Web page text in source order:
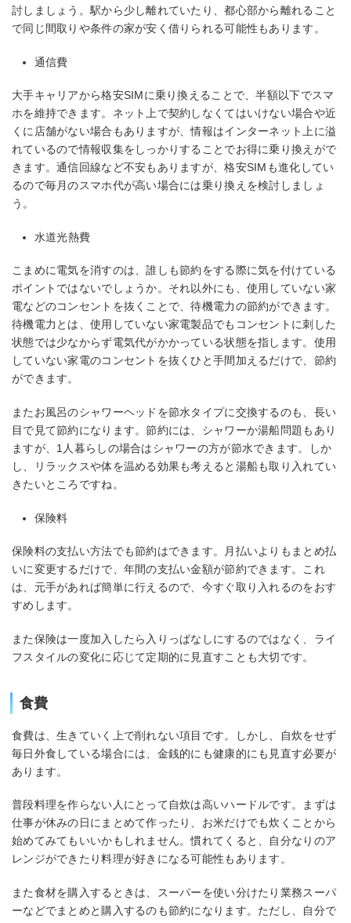
討しましょう。駅から少し離れていたり、都心部から離れること
で同じ間取りや条件の家が安く借りられる可能性もあります。
通信費
大手キャリアから格安SIMに乗り換えることで、半額以下でスマ
ホを維持できます。ネット上で契約しなくてはいけない場合や近
くに店舗がない場合もありますが、情報はインターネット上に溢
れているので情報収集をしっかりすることでお得に乗り換えがで
きます。通信回線など不安もありますが、格安SIMも進化してい
るので毎月のスマホ代が高い場合には乗り換えを検討しましょ
う。
水道光熱費
こまめに電気を消すのは、誰しも節約をする際に気を付けている
ポイントではないでしょうか。それ以外にも、使用していない家
電などのコンセントを抜くことで、待機電力の節約ができます。
待機電力とは、使用していない家電製品でもコンセントに刺した
状態では少なからず電気代がかかっている状態を指します。使用
していない家電のコンセントを抜くひと手間加えるだけで、節約
ができます。
またお風呂のシャワーヘッドを節水タイプに交換するのも、長い
目で見て節約になります。節約には、シャワーか湯船問題もあり
ますが、1人暮らしの場合はシャワーの方が節水できます。しか
し、リラックスや体を温める効果も考えると湯船も取り入れてい
きたいところですね。
保険料
保険料の支払い方法でも節約はできます。月払いよりもまとめ払
いに変更するだけで、年間の支払い金額が節約できます。これ
は、元手があれば簡単に行えるので、今すぐ取り入れるのをおす
すめします。
また保険は一度加入したら入りっぱなしにするのではなく、ライ
フスタイルの変化に応じて定期的に見直すことも大切です。
食費
食費は、生きていく上で削れない項目です。しかし、自炊をせず
毎日外食している場合には、金銭的にも健康的にも見直す必要が
あります。
普段料理を作らない人にとって自炊は高いハードルです。まずは
仕事が休みの日にまとめて作ったり、お米だけでも炊くことから
始めてみてもいいかもしれません。慣れてくると、自分なりのア
レンジができたり料理が好きになる可能性もあります。
また食材を購入するときは、スーパーを使い分けたり業務スーパ
ーなどでまとめと購入するのも節約になります。ただし、自分で